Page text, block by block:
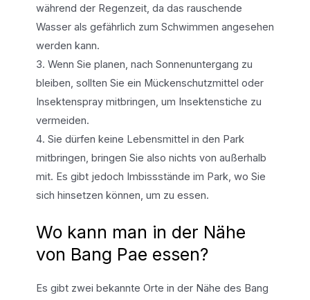
während der Regenzeit, da das rauschende
Wasser als gefährlich zum Schwimmen angesehen
werden kann.
3. Wenn Sie planen, nach Sonnenuntergang zu
bleiben, sollten Sie ein Mückenschutzmittel oder
Insektenspray mitbringen, um Insektenstiche zu
vermeiden.
4. Sie dürfen keine Lebensmittel in den Park
mitbringen, bringen Sie also nichts von außerhalb
mit. Es gibt jedoch Imbissstände im Park, wo Sie
sich hinsetzen können, um zu essen.
Wo kann man in der Nähe
von Bang Pae essen?
Es gibt zwei bekannte Orte in der Nähe des Bang